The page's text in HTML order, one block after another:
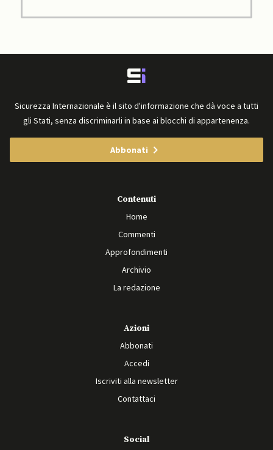
Sicurezza Internazionale è il sito d'informazione che dà voce a tutti
gli Stati, senza discriminarli in base ai blocchi di appartenenza.
Abbonati
Contenuti
Home
Commenti
Approfondimenti
Archivio
La redazione
Azioni
Abbonati
Accedi
Iscriviti alla newsletter
Contattaci
Social